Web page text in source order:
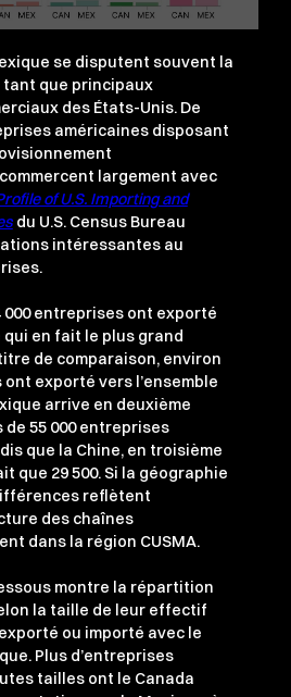
se disputent souvent la
tant que principaux
des États-Unis. De
américaines disposant
largement avec
of U.S. Importing and
du U.S. Census Bureau
intéressantes au
000 entreprises ont exporté
qui en fait le plus grand
de comparaison, environ
ont exporté vers l’ensemble
arrive en deuxième
55 000 entreprises
que la Chine, en troisième
que 29 500. Si la géographie
reflètent
des chaînes
dans la région CUSMA.
montre la répartition
la taille de leur effectif
ou importé avec le
Plus d’entreprises
tailles ont le Canada